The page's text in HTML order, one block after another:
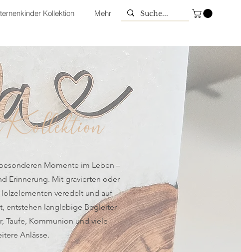
Kollektion Mehr
Kollektion
Momente im Leben –
Erinnerung. Mit gravierten oder
veredelt und auf
entstehen langlebige Begleiter
Taufe, Kommunion und viele
Anlässe.